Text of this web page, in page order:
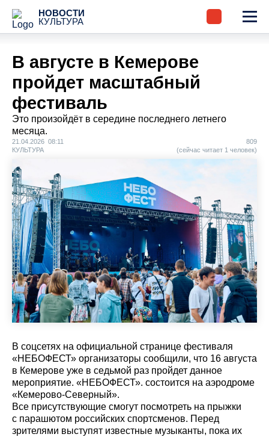
НОВОСТИ
КУЛЬТУРА
В августе в Кемерове
пройдет масштабный
фестиваль
Это произойдёт в середине последнего летнего
месяца.
21.04.2026 08:11
КУЛЬТУРА
809
(сейчас читает 1 человек)
В соцсетях на официальной странице фестиваля
«НЕБОФЕСТ» организаторы сообщили, что 16 августа
в Кемерове уже в седьмой раз пройдет данное
мероприятие. «НЕБОФЕСТ». состоится на аэродроме
«Кемерово-Северный».
Все присутствующие смогут посмотреть на прыжки
с парашютом российских спортсменов. Перед
зрителями выступят известные музыканты, пока их